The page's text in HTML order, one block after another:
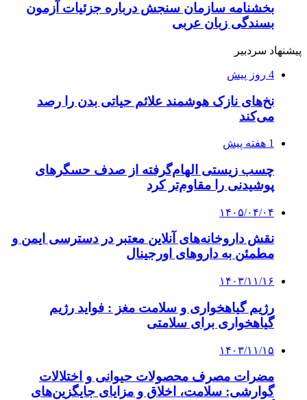
بخشنامه سازمان سنجش درباره جزئیات آزمون
بسندگی زبان عربی
پیشنهاد سردبیر
4 روز پیش
نخ‌های نازک هوشمند علائم حیاتی بدن را رصد
می‌کند
1 هفته پیش
چسب زیستی الهام‌گرفته از صدف حسگرهای
پوشیدنی را مقاوم‌تر کرد
۱۴۰۵/۰۴/۰۴
نقش داروخانه‌های آنلاین معتبر در دسترسی ایمن و
مطمئن به داروهای اورجینال
۱۴۰۳/۱۱/۱۶
رژیم گیاهخواری و سلامت مغز : فواید رژیم
گیاهخواری برای سلامتی
۱۴۰۳/۱۱/۱۵
مضرات مصرف محصولات حیوانی و اختلالات
گوارشی: سلامت، اخلاق و مزایای جایگزین‌های